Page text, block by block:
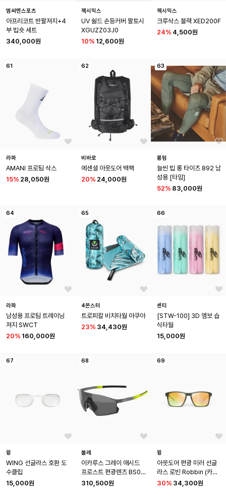
엠씨엔스포츠
아프리코트 반팔져지+4
부 빕숏 세트
340,000원
젝시믹스
UV 쉴드 손등커버 팔토시
XGUZZ03J0
10% 12,600원
젝시믹스
크루삭스 블랙 XED200F
24% 4,500원
61
라파
AMANI 프로팀 삭스
15% 28,050원
62
비바로
에센셜 아웃도어 백팩
20% 24,000원
63
롱텀
늘씬 빕 롱 타이츠 892 남
성용 [타임]
52% 83,000원
64
라파
남성용 프로팀 트레이닝
져지 SWCT
20% 160,000원
65
4몬스터
트로피칼 비치타월 아쿠아
23% 34,430원
66
센티
[STW-100] 3D 엠보 습
식타월
15,000원
67
윙
WING 선글라스 호환 도
수클립
15,000원
68
볼레
이카루스 그레이 애시드
프로스트 편광렌즈 BS01
6003
310,500원
69
윙
아웃도어 편광 미러 선글
라스 로빈 Robbin (카키_
골드)
30% 34,300원